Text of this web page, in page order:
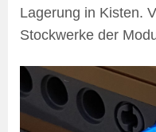
Lagerung in Kisten.
Stockwerke der